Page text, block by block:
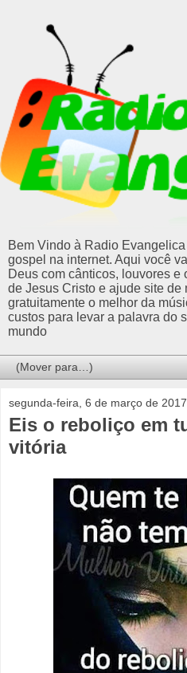
Bem Vindo à Radio
gospel na internet. Aqui você
Deus com cânticos, louvores e
de Jesus Cristo e ajude site
gratuitamente o melhor da
custos para levar a palavra do
mundo
segunda-feira, 6 de março de 2017
Eis o reboliço em
vitória